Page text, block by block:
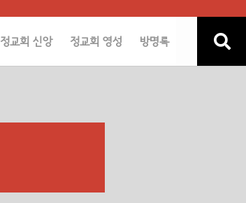
정교회 신앙 정교회 영성 방명록